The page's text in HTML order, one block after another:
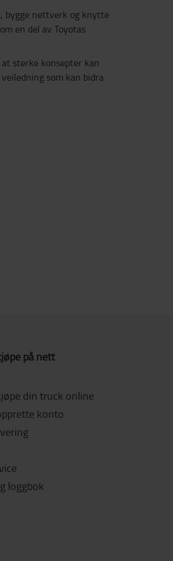
bygge nettverk og knytte
en del av Toyotas
sterke konsepter kan
som kan bidra
på nett
din truck online
konto
loggbok